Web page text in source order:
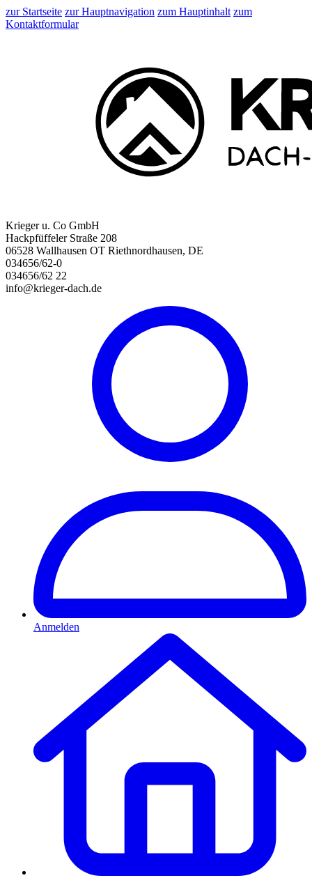
zur Startseite zur Hauptnavigation zum Hauptinhalt zum
Kontaktformular
Krieger u. Co GmbH
Hackpfüffeler Straße 208
06528 Wallhausen OT Riethnordhausen, DE
034656/62-0
034656/62 22
info@krieger-dach.de
Anmelden